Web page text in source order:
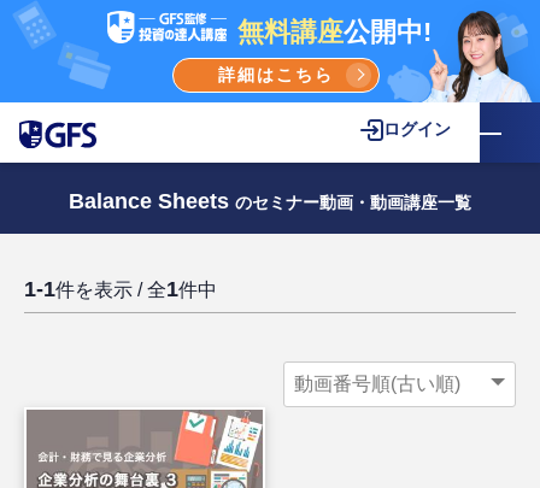
無料講座公開中!
詳細はこちら
ログイン
Balance Sheets のセミナー動画・動画講座一覧
1-1件を表示 / 全1件中